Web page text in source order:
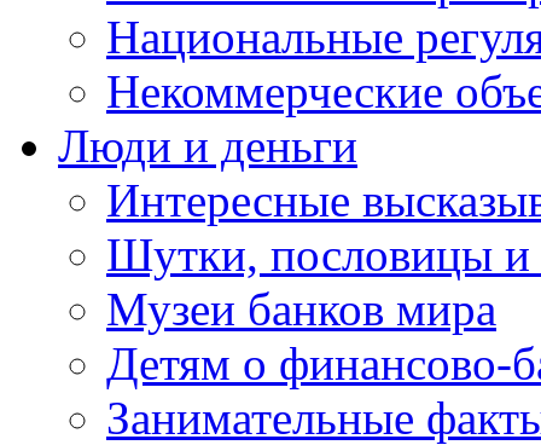
Национальные
Некоммерческие
Люди и деньги
Интересные
Шутки, пословицы и
Музеи банков мира
Детям о финансово-
Занимательные